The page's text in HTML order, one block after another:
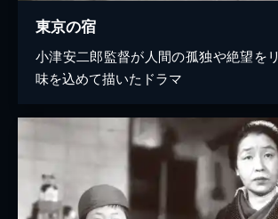
東京の宿
小津安二郎監督が人間の孤独や絶望を
味を込めて描いたドラマ